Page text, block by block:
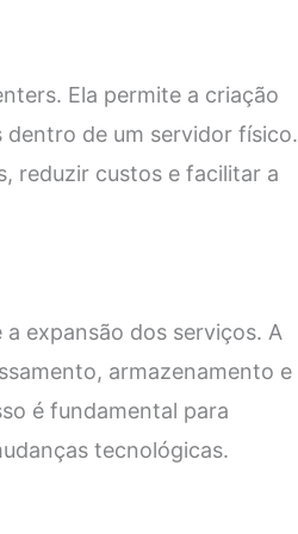
Ela permite a criação
dentro de um servidor físico.
reduzir custos e facilitar a
expansão dos serviços. A
armazenamento e
é fundamental para
tecnológicas.